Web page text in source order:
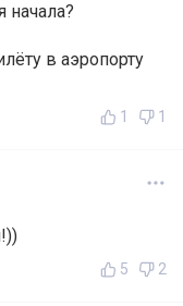
начала?
в аэропорту
1 1
5 2